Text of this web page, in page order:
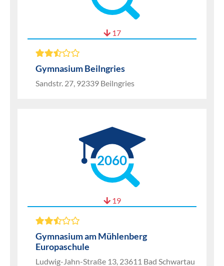
17
Gymnasium Beilngries
Sandstr. 27, 92339 Beilngries
2060
19
Gymnasium am Mühlenberg
Europaschule
Ludwig-Jahn-Straße 13, 23611 Bad Schwartau